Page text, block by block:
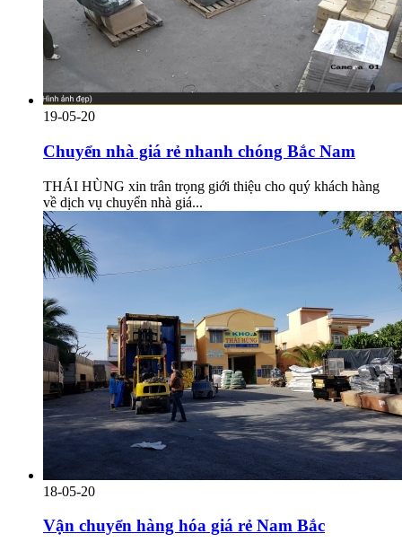
19-05-20
Chuyển nhà giá rẻ nhanh chóng Bắc Nam
THÁI HÙNG xin trân trọng giới thiệu cho quý khách hàng
về dịch vụ chuyển nhà giá...
18-05-20
Vận chuyển hàng hóa giá rẻ Nam Bắc